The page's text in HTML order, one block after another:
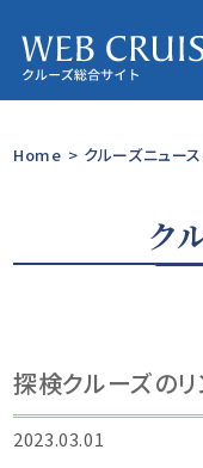
Home > クルーズニュー
ク
探検クルーズのリ
2023.03.01